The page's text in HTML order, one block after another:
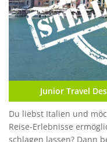
Junior Travel
Du liebst Italien und
Reise-Erlebnisse
schlagen lassen? Dann